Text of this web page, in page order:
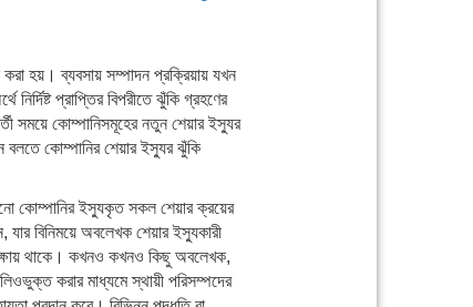
হয়। ব্যবসায় সম্পাদন প্রক্রিয়ায় যখন
প্রাপ্তির বিপরীতে ঝুঁকি গ্রহণের
সময়ে কোম্পানিসমূহের নতুন শেয়ার ইস্যুর
কোম্পানির শেয়ার ইস্যুর ঝুঁকি
কোম্পানির ইস্যুকৃত সকল শেয়ার ক্রয়ের
বিনিময়ে অবলেখক শেয়ার ইস্যুকারী
থাকে। কখনও কখনও কিছু অবলেখক,
করার মাধ্যমে স্থায়ী পরিসম্পদের